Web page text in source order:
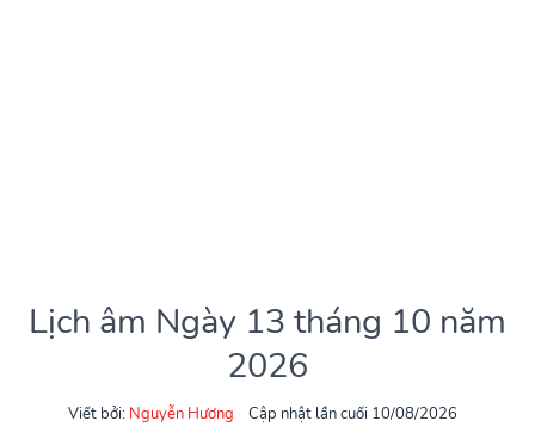
Lịch âm Ngày 13 tháng 10 năm
2026
Viết bởi: Nguyễn Hương
Cập nhật lần cuối 10/08/2026